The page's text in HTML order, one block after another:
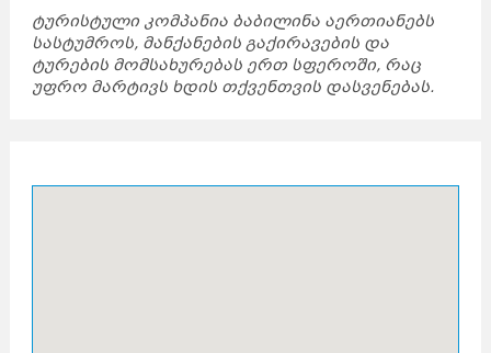
ტურისტული კომპანია ბაბილინა აერთიანებს
სასტუმროს, მანქანების გაქირავების და
ტურების მომსახურებას ერთ სფეროში, რაც
უფრო მარტივს ხდის თქვენთვის დასვენებას.